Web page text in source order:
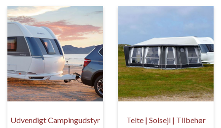
Udvendigt Campingudstyr Telte | Solsejl | Tilbehør